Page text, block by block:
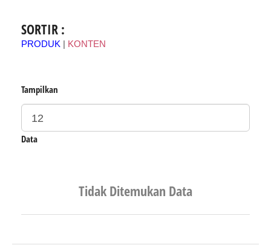
SORTIR :
PRODUK KONTEN
Tampilkan
Data
Tidak Ditemukan Data